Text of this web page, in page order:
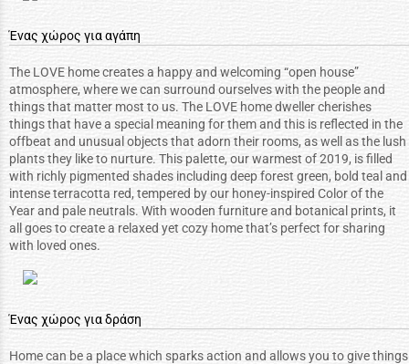
Ένας χώρος για αγάπη
The LOVE home creates a happy and welcoming “open house”
atmosphere, where we can surround ourselves with the people and
things that matter most to us. The LOVE home dweller cherishes
things that have a special meaning for them and this is reflected in the
offbeat and unusual objects that adorn their rooms, as well as the lush
plants they like to nurture. This palette, our warmest of 2019, is filled
with richly pigmented shades including deep forest green, bold teal and
intense terracotta red, tempered by our honey-inspired Color of the
Year and pale neutrals. With wooden furniture and botanical prints, it
all goes to create a relaxed yet cozy home that’s perfect for sharing
with loved ones.
Ένας χώρος για δράση
Home can be a place which sparks action and allows you to give things